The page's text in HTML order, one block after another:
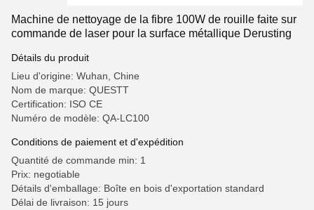
Machine de nettoyage de la fibre 100W de rouille faite sur
commande de laser pour la surface métallique Derusting
Détails du produit
Lieu d'origine: Wuhan, Chine
Nom de marque: QUESTT
Certification: ISO CE
Numéro de modèle: QA-LC100
Conditions de paiement et d'expédition
Quantité de commande min: 1
Prix: negotiable
Détails d'emballage: Boîte en bois d'exportation standard
Délai de livraison: 15 jours